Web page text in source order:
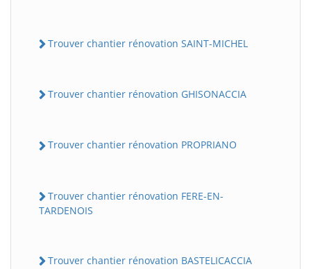
Trouver chantier rénovation SAINT-MICHEL
Trouver chantier rénovation GHISONACCIA
Trouver chantier rénovation PROPRIANO
Trouver chantier rénovation FERE-EN-
TARDENOIS
Trouver chantier rénovation BASTELICACCIA